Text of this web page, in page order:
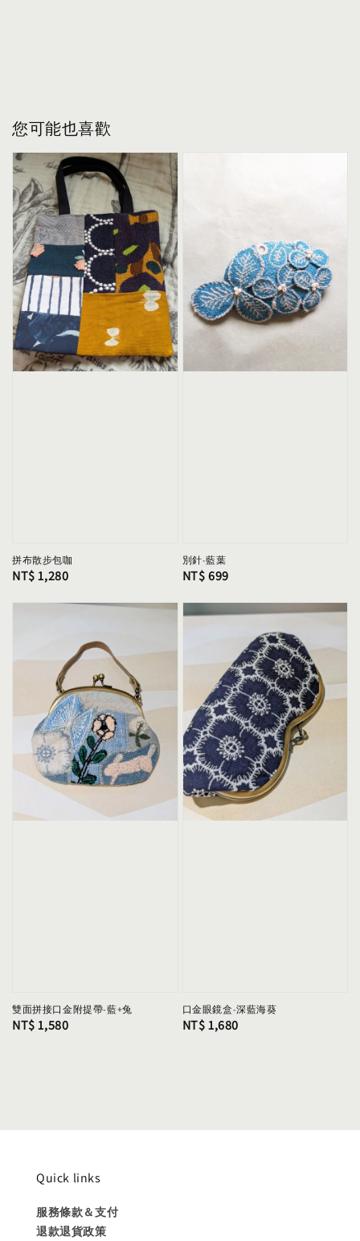
您可能也喜歡
拼布散步包咖
Regular
NT$ 1,280
別針-藍葉
Regular
NT$ 699
雙面拼接口金附提帶-藍+兔
Regular
NT$ 1,580
口金眼鏡盒-深藍海葵
Regular
NT$ 1,680
Quick links
服務條款＆支付
退款退貨政策